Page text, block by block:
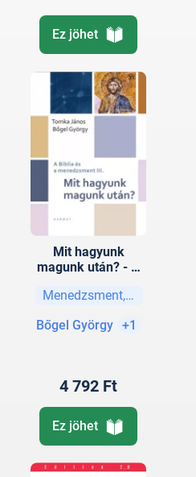
Ez jöhet
Mit hagyunk
magunk után? - A
menedzsment III.
Menedzsment, vezetési
Bőgel György
+1
4 792 Ft
Ez jöhet